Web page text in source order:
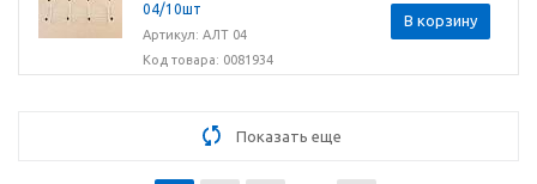
04/10шт
Артикул: АЛТ 04
Код товара: 0081934
В корзину
Показать еще